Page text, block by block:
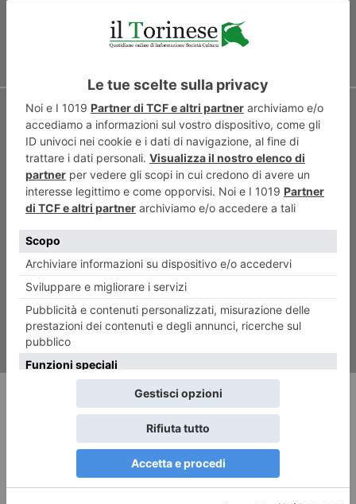
ARTICOLO SUCCESSIVO
Tav e dintorni. Ma Torino è
ancora in Italia?
RECENTI: